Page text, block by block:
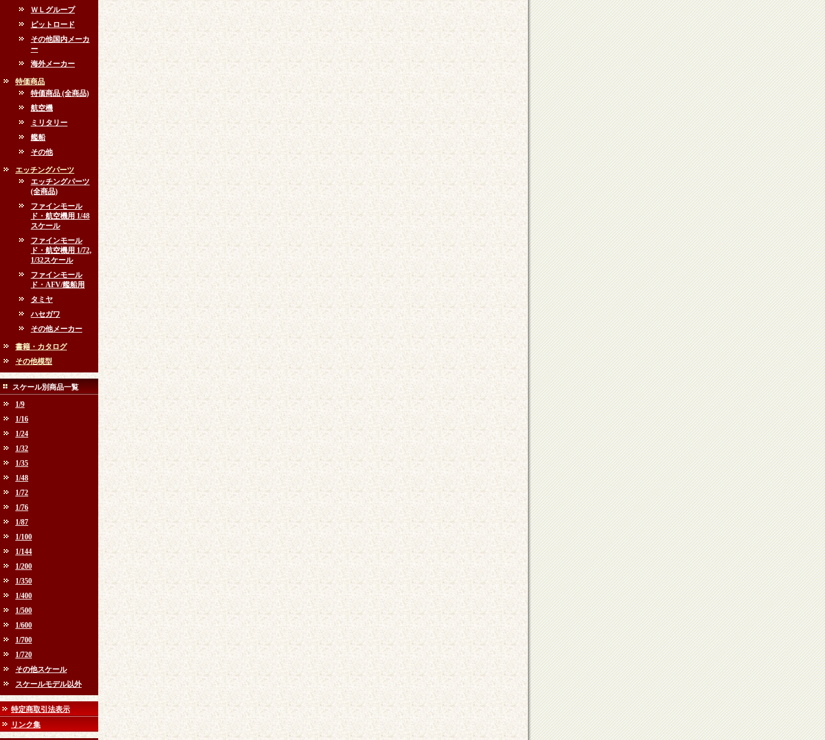
ＷＬグループ
ピットロード
その他国内メーカ
ー
海外メーカー
特価商品
特価商品 (全商品)
航空機
ミリタリー
艦船
その他
エッチングパーツ
エッチングパーツ
(全商品)
ファインモール
ド・航空機用 1/48
スケール
ファインモール
ド・航空機用 1/72,
1/32スケール
ファインモール
ド・AFV/艦船用
タミヤ
ハセガワ
その他メーカー
書籍・カタログ
その他模型
スケール別商品一覧
1/9
1/16
1/24
1/32
1/35
1/48
1/72
1/76
1/87
1/100
1/144
1/200
1/350
1/400
1/500
1/600
1/700
1/720
その他スケール
スケールモデル以外
特定商取引法表示
リンク集